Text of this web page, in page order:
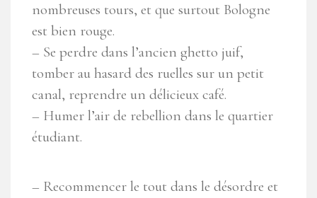
nombreuses tours, et que surtout Bologne
est bien rouge.
– Se perdre dans l’ancien ghetto juif,
tomber au hasard des ruelles sur un petit
canal, reprendre un délicieux café.
– Humer l’air de rebellion dans le quartier
étudiant.
– Recommencer le tout dans le désordre et